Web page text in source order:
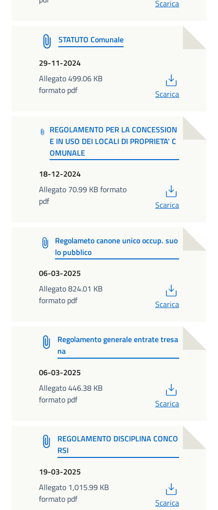
Scarica
STATUTO Comunale
29-11-2024
Allegato 499.06 KB
formato pdf
Scarica
REGOLAMENTO PER LA CONCESSION
E IN USO DEI LOCALI DI PROPRIETA’ C
OMUNALE
18-12-2024
Allegato 70.99 KB formato
pdf
Scarica
Regolameto canone unico occup. suo
lo pubblico
06-03-2025
Allegato 824.01 KB
formato pdf
Scarica
Regolamento generale entrate tresa
na
06-03-2025
Allegato 446.38 KB
formato pdf
Scarica
REGOLAMENTO DISCIPLINA CONCO
RSI
19-03-2025
Allegato 1,015.99 KB
formato pdf
Scarica